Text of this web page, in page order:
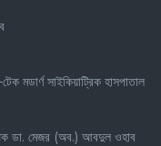
মডার্ণ সাইকিয়াট্রিক হাসপাতাল
ডা. মেজর (অব.) আবদুল ওহাব